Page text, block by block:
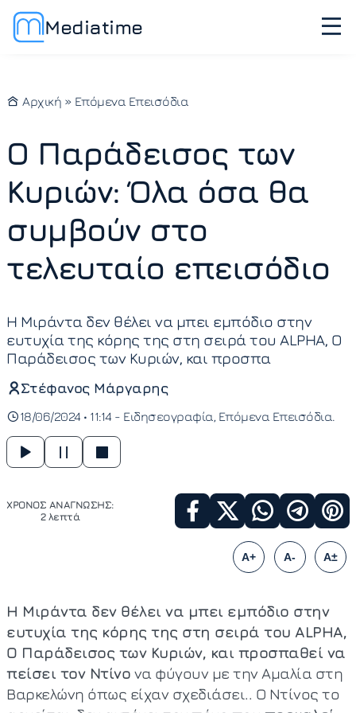
Mediatime
Αρχική » Επόμενα Επεισόδια
Ο Παράδεισος των
Κυριών: Όλα όσα θα
συμβούν στο
τελευταίο επεισόδιο
Η Μιράντα δεν θέλει να μπει εμπόδιο στην
ευτυχία της κόρης της στη σειρά του ALPHA, Ο
Παράδεισος των Κυριών, και προσπα
Στέφανος Μάργαρης
18/06/2024 • 11:14 - Ειδησεογραφία Επόμενα Επεισόδια
ΧΡΟΝΟΣ ΑΝΑΓΝΩΣΗΣ:
2 λεπτά
A+ A- A±
Η Μιράντα δεν θέλει να μπει εμπόδιο στην
ευτυχία της κόρης της στη σειρά του ALPHA,
Ο Παράδεισος των Κυριών, και προσπαθεί να
πείσει τον Ντίνο να φύγουν με την Αμαλία στη
Βαρκελώνη όπως είχαν σχεδιάσει.. Ο Ντίνος το